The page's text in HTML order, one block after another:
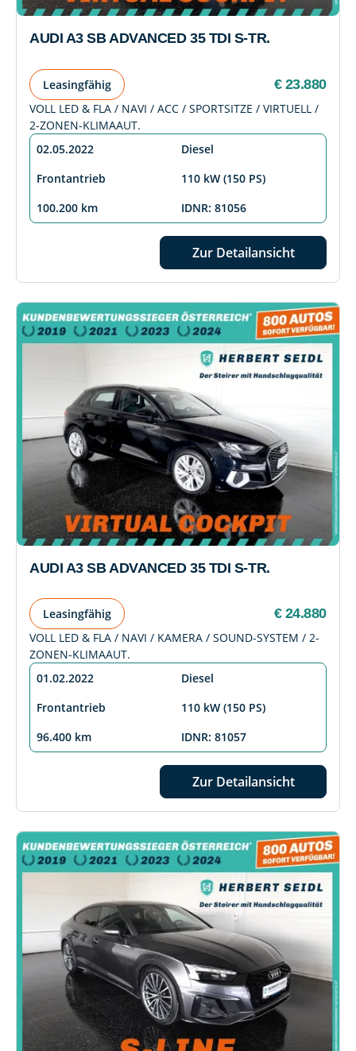
AUDI A3 SB ADVANCED 35 TDI S-TR.
Leasingfähig € 23.880
VOLL LED & FLA / NAVI / ACC / SPORTSITZE / VIRTUELL /
2-ZONEN-KLIMAAUT.
02.05.2022
Diesel
Frontantrieb
110 kW (150 PS)
100.200 km
IDNR: 81056
Zur Detailansicht
AUDI A3 SB ADVANCED 35 TDI S-TR.
Leasingfähig € 24.880
VOLL LED & FLA / NAVI / KAMERA / SOUND-SYSTEM / 2-
ZONEN-KLIMAAUT.
01.02.2022
Diesel
Frontantrieb
110 kW (150 PS)
96.400 km
IDNR: 81057
Zur Detailansicht